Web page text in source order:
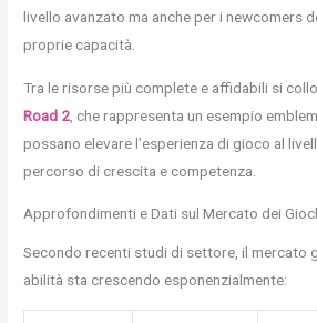
livello avanzato ma anche per i newcomers
proprie capacità.
Tra le risorse più complete e affidabili si
Road 2 , che rappresenta un esempio
possano elevare l’esperienza di gioco al
percorso di crescita e competenza.
Approfondimenti e Dati sul Mercato dei
Secondo recenti studi di settore, il mercato
abilità sta crescendo esponenzialmente: